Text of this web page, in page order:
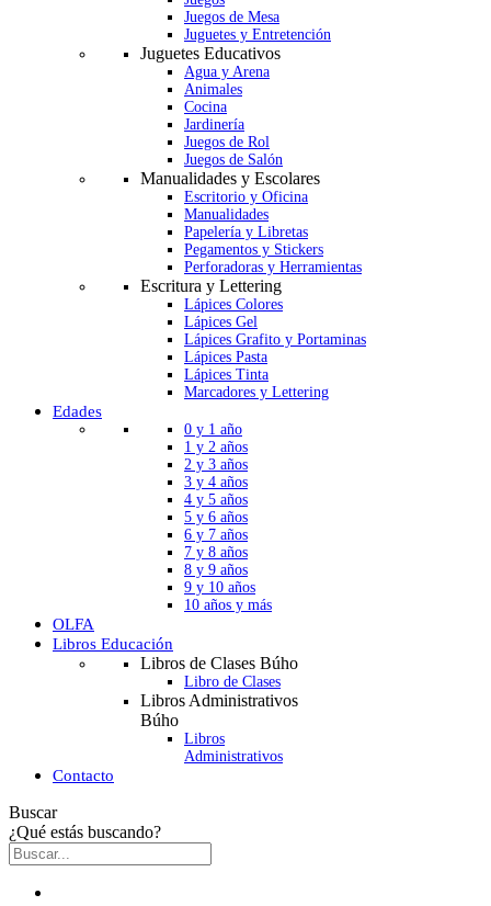
Juegos de Mesa
Juguetes y Entretención
Juguetes Educativos
Agua y Arena
Animales
Cocina
Jardinería
Juegos de Rol
Juegos de Salón
Manualidades y Escolares
Escritorio y Oficina
Manualidades
Papelería y Libretas
Pegamentos y Stickers
Perforadoras y Herramientas
Escritura y Lettering
Lápices Colores
Lápices Gel
Lápices Grafito y Portaminas
Lápices Pasta
Lápices Tinta
Marcadores y Lettering
Edades
0 y 1 año
1 y 2 años
2 y 3 años
3 y 4 años
4 y 5 años
5 y 6 años
6 y 7 años
7 y 8 años
8 y 9 años
9 y 10 años
10 años y más
OLFA
Libros Educación
Libros de Clases Búho
Libro de Clases
Libros Administrativos
Búho
Libros
Administrativos
Contacto
Buscar
¿Qué estás buscando?